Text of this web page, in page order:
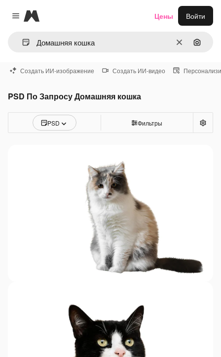
Close menu
Magnific
ОчиститьПоиск
Цены Войти
Создать ИИ-изображение Создать ИИ-видео
PSD По Запросу Домашняя кошка
PSD Фильтры